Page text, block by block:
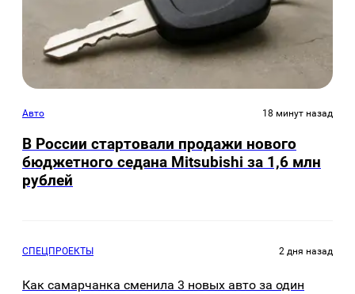
Авто 18 минут назад
В России стартовали продажи нового
бюджетного седана Mitsubishi за 1,6 млн
рублей
СПЕЦПРОЕКТЫ 2 дня назад
Как самарчанка сменила 3 новых авто за один